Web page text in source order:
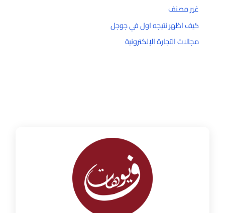
غير مصنف
كيف اظهر نتيجه اول في جوجل
مجالات التجارة الإلكترونية